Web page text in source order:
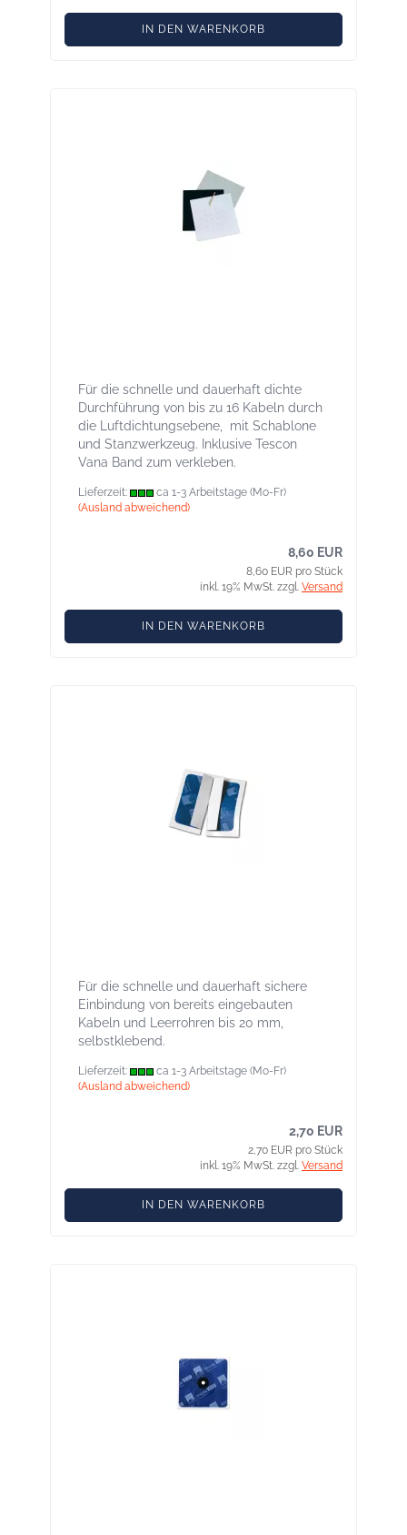
IN DEN WARENKORB
Für die schnelle und dauerhaft dichte
Durchführung von bis zu 16 Kabeln durch
die Luftdichtungsebene, mit Schablone
und Stanzwerkzeug. Inklusive Tescon
Vana Band zum verkleben.
Lieferzeit:
ca 1-3 Arbeitstage (Mo-Fr)
(Ausland abweichend)
8,60 EUR
8,60 EUR pro Stück
inkl. 19% MwSt. zzgl. Versand
IN DEN WARENKORB
Für die schnelle und dauerhaft sichere
Einbindung von bereits eingebauten
Kabeln und Leerrohren bis 20 mm,
selbstklebend.
Lieferzeit:
ca 1-3 Arbeitstage (Mo-Fr)
(Ausland abweichend)
2,70 EUR
2,70 EUR pro Stück
inkl. 19% MwSt. zzgl. Versand
IN DEN WARENKORB